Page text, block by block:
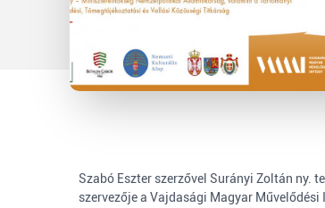
Szabó Eszter szerzővel Surányi Zoltán ny.
szervezője a Vajdasági Magyar Művelődési